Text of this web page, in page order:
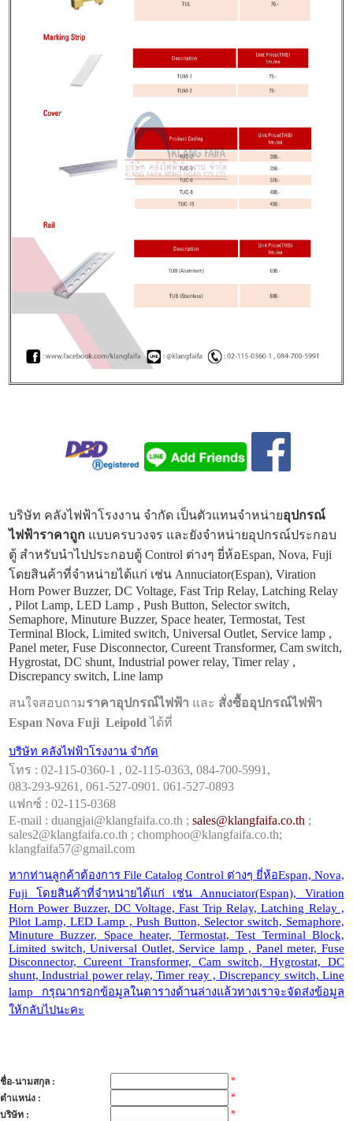
บริษัท คลังไฟฟ้าโรงงาน จำกัด เป็นตัวแทนจำหน่ายอุปกรณ์
ไฟฟ้าราคาถูก แบบครบวงจร และยังจำหน่ายอุปกรณ์ประกอบ
ตู้ สำหรับนำไปประกอบตู้ Control ต่างๆ ยี่ห้อEspan, Nova, Fuji
โดยสินค้าที่จำหน่ายได้แก่ เช่น Annuciator(Espan), Viration
Horn Power Buzzer, DC Voltage, Fast Trip Relay, Latching Relay
, Pilot Lamp, LED Lamp , Push Button, Selector switch,
Semaphore, Minuture Buzzer, Space heater, Termostat, Test
Terminal Block, Limited switch, Universal Outlet, Service lamp ,
Panel meter, Fuse Disconnector, Cureent Transformer, Cam switch,
Hygrostat, DC shunt, Industrial power relay, Timer relay ,
Discrepancy switch, Line lamp
สนใจสอบถามราคาอุปกรณ์ไฟฟ้า และ สั่งซื้ออุปกรณ์ไฟฟ้า
Espan Nova Fuji Leipoldได้ที่
บริษัท คลังไฟฟ้าโรงงาน จำกัด
โทร : 02-115-0360-1 , 02-115-0363, 084-700-5991,
083-293-9261, 061-527-0901. 061-527-0893
แฟกซ์ : 02-115-0368
E-mail :duangjai@klangfaifa.co.th ; sales@klangfaifa.co.th ;
sales2@klangfaifa.co.th ; chomphoo@klangfaifa.co.th;
klangfaifa57@gmail.com
หากท่านลูกค้าต้องการ File Catalog Control ต่างๆ ยี่ห้อEspan, Nova,
Fuji โดยสินค้าที่จำหน่ายได้แก่ เช่น Annuciator(Espan), Viration
Horn Power Buzzer, DC Voltage, Fast Trip Relay, Latching Relay ,
Pilot Lamp, LED Lamp , Push Button, Selector switch, Semaphore,
Minuture Buzzer, Space heater, Termostat, Test Terminal Block,
Limited switch, Universal Outlet, Service lamp , Panel meter, Fuse
Disconnector, Cureent Transformer, Cam switch, Hygrostat, DC
shunt, Industrial power relay, Timer reay , Discrepancy switch, Line
lamp กรุณากรอกข้อมูลในตารางด้านล่างแล้วทางเราจะจัดส่งข้อมูล
ให้กลับไปนะคะ
ชื่อ-นามสกุล :
*
ตำแหน่ง :
*
บริษัท :
*